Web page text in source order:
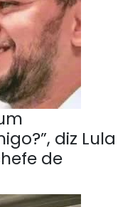
diz Lula
de